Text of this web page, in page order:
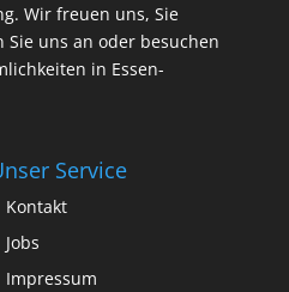
Wir freuen uns, Sie
Sie uns an oder besuchen
in Essen-
Service
Kontakt
Jobs
Impressum